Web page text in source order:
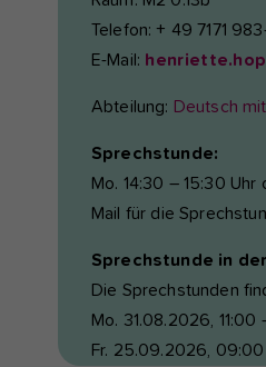
Telefon: + 49 7171
E-Mail:
Abteilung: Deutsch
Sprechstunde:
Mo. 14:30 – 15:30
Mail für die
Sprechstunde in
Die Sprechstunden
Mo. 31.08.2026, 11:00
Fr. 25.09.2026, 09:00